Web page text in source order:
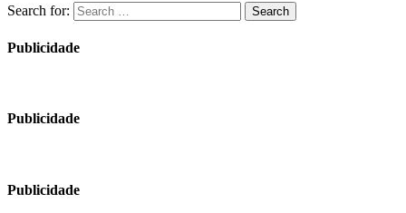
Search for: Search
Publicidade
Publicidade
Publicidade